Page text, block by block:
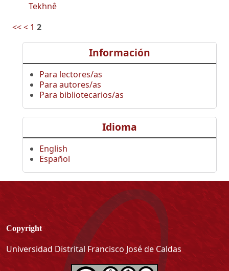
Tekhnê
<<< 1 2
Información
Para lectores/as
Para autores/as
Para bibliotecarios/as
Idioma
English
Español
Copyright
Universidad Distrital Francisco José de Caldas